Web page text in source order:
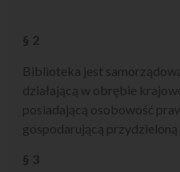
§ 2
Biblioteka jest
działającą w obrębie
posiadającą osobowość
gospodarującą przydzieloną
§ 3